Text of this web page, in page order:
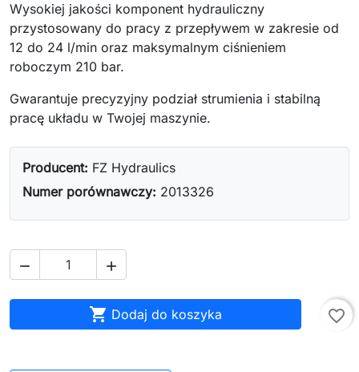
Wysokiej jakości komponent hydrauliczny
przystosowany do pracy z przepływem w zakresie od
12 do 24 l/min oraz maksymalnym ciśnieniem
roboczym 210 bar.
Gwarantuje precyzyjny podział strumienia i stabilną
pracę układu w Twojej maszynie.
Producent: FZ Hydraulics
Numer porównawczy: 2013326
 
 Dodaj do koszyka favorite_border